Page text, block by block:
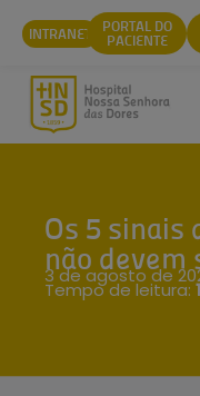
conteúdo
INTRANET PORTAL DO
PACIENTE
Os 5 sinais
não devem
3 de agosto de
Tempo de leitura: